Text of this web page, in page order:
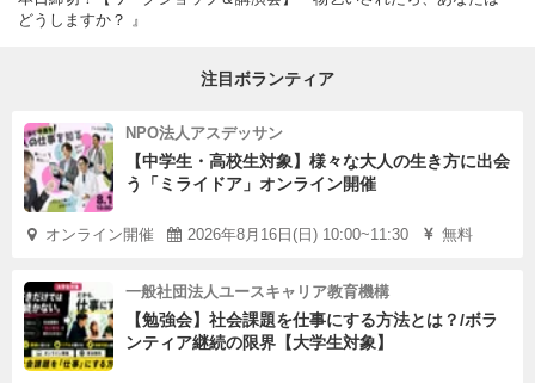
どうしますか？ 』
注目ボランティア
NPO法人アスデッサン
【中学生・高校生対象】様々な大人の生き方に出会
う「ミライドア」オンライン開催
オンライン開催 2026年8月16日(日) 10:00~11:30 無料
一般社団法人ユースキャリア教育機構
【勉強会】社会課題を仕事にする方法とは？/ボラ
ンティア継続の限界【大学生対象】